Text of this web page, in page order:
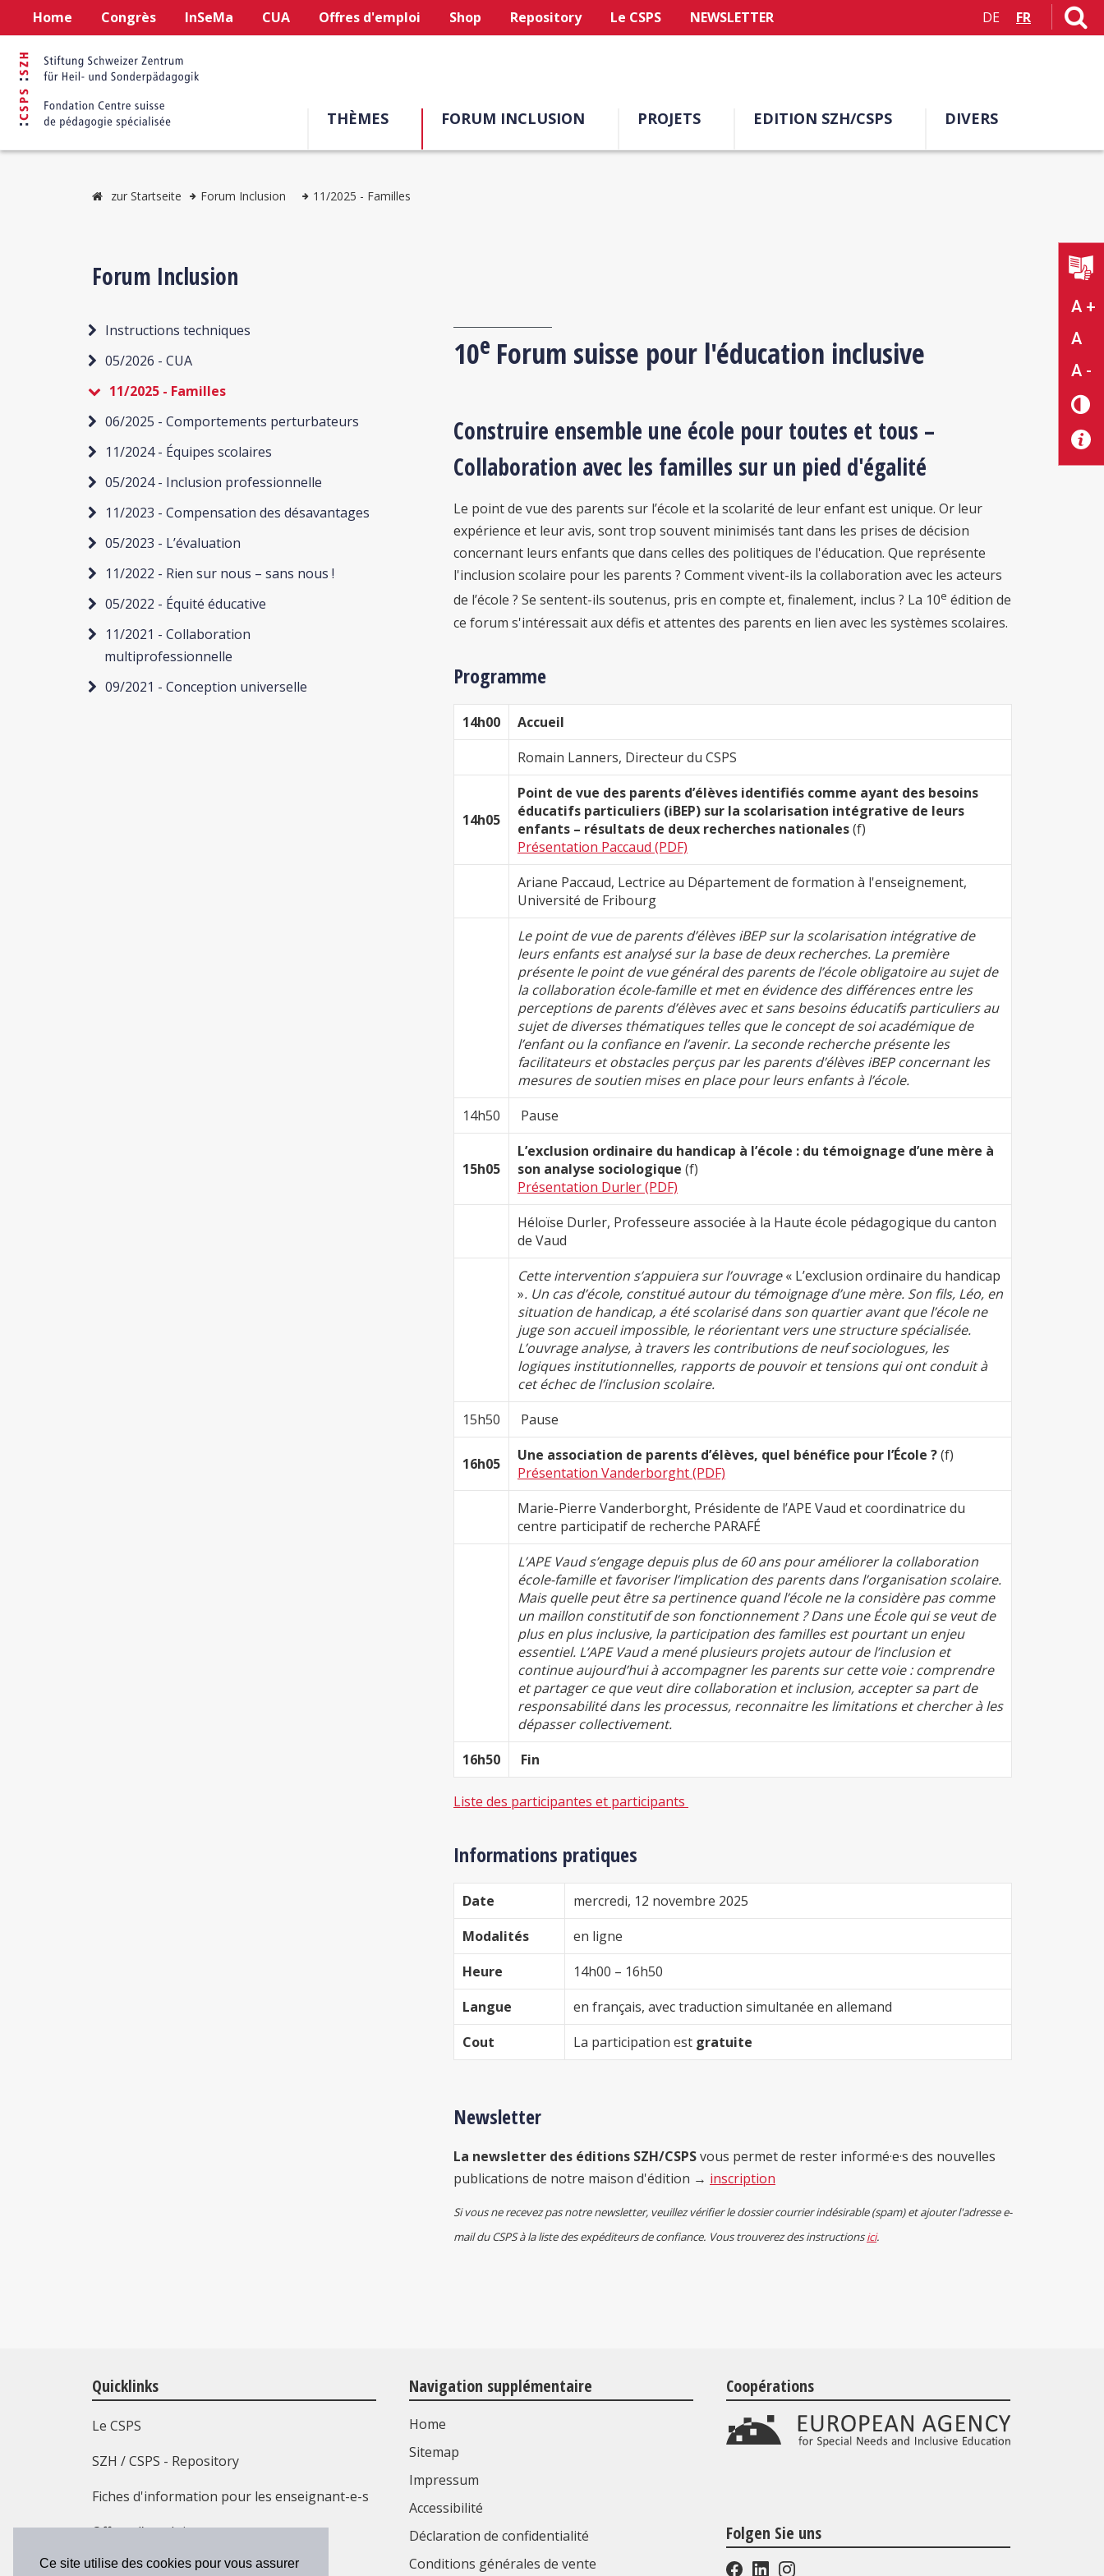
Ce site utilise des cookies pour vous assurer
Home Congrès InSeMa CUA Offres d'emploi Shop Repository Le CSPS NEWSLETTER DE FR
THÈMES FORUM INCLUSION PROJETS EDITION SZH/CSPS DIVERS
A +
A
A -
zur Startseite Forum Inclusion 11/2025 - Familles
Forum Inclusion
Instructions techniques
05/2026 - CUA
11/2025 - Familles
06/2025 - Comportements perturbateurs
11/2024 - Équipes scolaires
05/2024 - Inclusion professionnelle
11/2023 - Compensation des désavantages
05/2023 - L’évaluation
11/2022 - Rien sur nous – sans nous !
05/2022 - Équité éducative
11/2021 - Collaboration
multiprofessionnelle
09/2021 - Conception universelle
10e Forum suisse pour l'éducation inclusive
Construire ensemble une école pour toutes et tous –
Collaboration avec les familles sur un pied d'égalité
Le point de vue des parents sur l’école et la scolarité de leur enfant est unique. Or leur
expérience et leur avis, sont trop souvent minimisés tant dans les prises de décision
concernant leurs enfants que dans celles des politiques de l'éducation. Que représente
l'inclusion scolaire pour les parents ? Comment vivent-ils la collaboration avec les acteurs
de l’école ? Se sentent-ils soutenus, pris en compte et, finalement, inclus ? La 10e édition de
ce forum s'intéressait aux défis et attentes des parents en lien avec les systèmes scolaires.
Programme
14h00
Accueil
Romain Lanners, Directeur du CSPS
14h05
Point de vue des parents d’élèves identifiés comme ayant des besoins
éducatifs particuliers (iBEP) sur la scolarisation intégrative de leurs
enfants – résultats de deux recherches nationales(f)
Présentation Paccaud (PDF)
Ariane Paccaud, Lectrice au Département de formation à l'enseignement,
Université de Fribourg
Le point de vue de parents d’élèves iBEP sur la scolarisation intégrative de
leurs enfants est analysé sur la base de deux recherches. La première
présente le point de vue général des parents de l’école obligatoire au sujet de
la collaboration école-famille et met en évidence des différences entre les
perceptions de parents d’élèves avec et sans besoins éducatifs particuliers au
sujet de diverses thématiques telles que le concept de soi académique de
l’enfant ou la confiance en l’avenir. La seconde recherche présente les
facilitateurs et obstacles perçus par les parents d’élèves iBEP concernant les
mesures de soutien mises en place pour leurs enfants à l’école.
14h50
Pause
15h05
L’exclusion ordinaire du handicap à l’école : du témoignage d’une mère à
son analyse sociologique (f)
Présentation Durler (PDF)
Héloïse Durler, Professeure associée à la Haute école pédagogique du canton
de Vaud
Cette intervention s’appuiera sur l’ouvrage« L’exclusion ordinaire du handicap
». Un cas d’école, constitué autour du témoignage d’une mère. Son fils, Léo, en
situation de handicap, a été scolarisé dans son quartier avant que l’école ne
juge son accueil impossible, le réorientant vers une structure spécialisée.
L’ouvrage analyse, à travers les contributions de neuf sociologues, les
logiques institutionnelles, rapports de pouvoir et tensions qui ont conduit à
cet échec de l’inclusion scolaire.
15h50
Pause
16h05 Une association de parents d’élèves, quel bénéfice pour l’École ?(f)
Présentation Vanderborght (PDF)
Marie-Pierre Vanderborght, Présidente de l’APE Vaud et coordinatrice du
centre participatif de recherche PARAFÉ
L’APE Vaud s’engage depuis plus de 60 ans pour améliorer la collaboration
école-famille et favoriser l’implication des parents dans l’organisation scolaire.
Mais quelle peut être sa pertinence quand l’école ne la considère pas comme
un maillon constitutif de son fonctionnement ? Dans une École qui se veut de
plus en plus inclusive, la participation des familles est pourtant un enjeu
essentiel. L’APE Vaud a mené plusieurs projets autour de l’inclusion et
continue aujourd’hui à accompagner les parents sur cette voie : comprendre
et partager ce que veut dire collaboration et inclusion, accepter sa part de
responsabilité dans les processus, reconnaitre les limitations et chercher à les
dépasser collectivement.
16h50
Fin
Liste des participantes et participants
Informations pratiques
Date
mercredi, 12 novembre 2025
Modalités
en ligne
Heure
14h00 – 16h50
Langue
en français, avec traduction simultanée en allemand
Cout
La participation est gratuite
Newsletter
La newsletter des éditions SZH/CSPSvous permet de rester informé·e·s des nouvelles
publications de notre maison d'édition → inscription
Si vous ne recevez pas notre newsletter, veuillez vérifier le dossier courrier indésirable (spam) et ajouter l'adresse e-
mail du CSPS à la liste des expéditeurs de confiance. Vous trouverez des instructionsici.
Quicklinks
Le CSPS
SZH / CSPS - Repository
Fiches d'information pour les enseignant-e-s
Offres d’emploi
Formation continue
Navigation supplémentaire
Home
Sitemap
Impressum
Accessibilité
Déclaration de confidentialité
Conditions générales de vente
Coopérations
Folgen Sie uns